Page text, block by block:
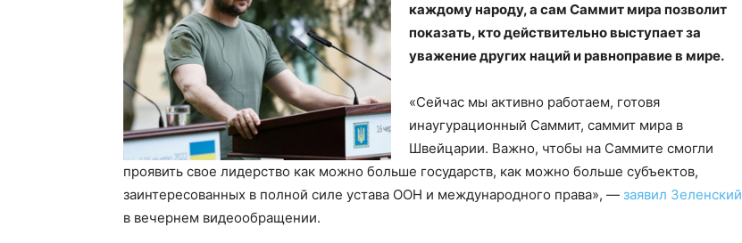
каждому народу, а сам Саммит мира позволит
показать, кто действительно выступает за
уважение других наций и равноправие в мире.
«Сейчас мы активно работаем, готовя
инаугурационный Саммит, саммит мира в
Швейцарии. Важно, чтобы на Саммите смогли
проявить свое лидерство как можно больше государств, как можно больше субъектов,
заинтересованных в полной силе устава ООН и международного права», — заявил Зеленский
в вечернем видеообращении.